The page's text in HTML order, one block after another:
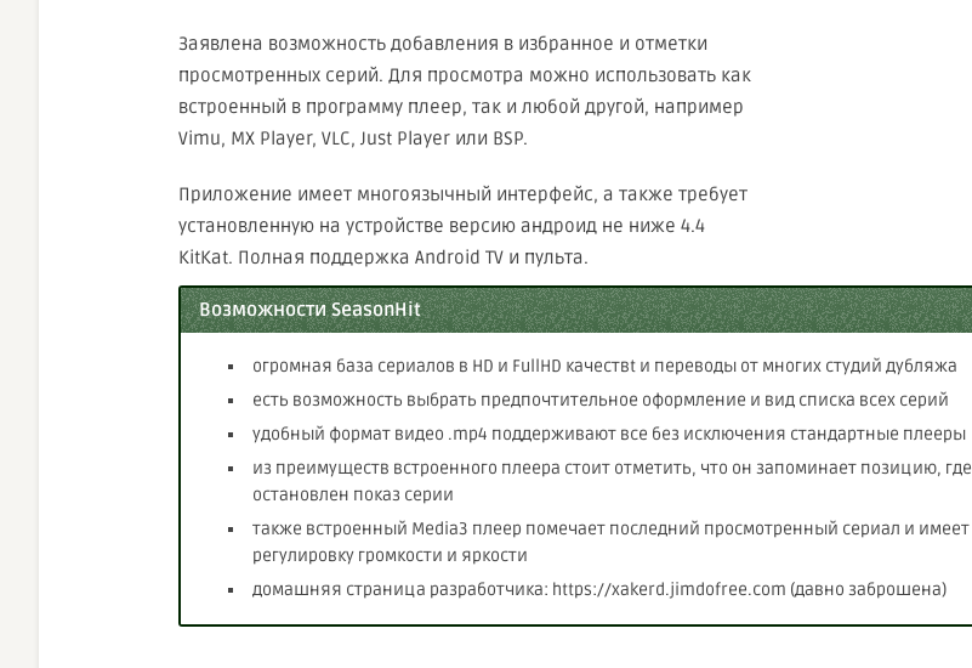
Заявлена возможность добавления в избранное и отметки
просмотренных серий. Для просмотра можно использовать как
встроенный в программу плеер, так и любой другой, например
Vimu, MX Player, VLC, Just Player или BSP.
Приложение имеет многоязычный интерфейс, а также требует
установленную на устройстве версию андроид не ниже 4.4
KitKat. Полная поддержка Android TV и пульта.
Возможности SeasonHit
огромная база сериалов в HD и FullHD качествt и переводы от многих студий дубляжа
есть возможность выбрать предпочтительное оформление и вид списка всех серий
удобный формат видео .mp4 поддерживают все без исключения стандартные плееры
из преимуществ встроенного плеера стоит отметить, что он запоминает позицию, где
остановлен показ серии
также встроенный Media3 плеер помечает последний просмотренный сериал и имеет
регулировку громкости и яркости
домашняя страница разработчика: https://xakerd.jimdofree.com (давно заброшена)